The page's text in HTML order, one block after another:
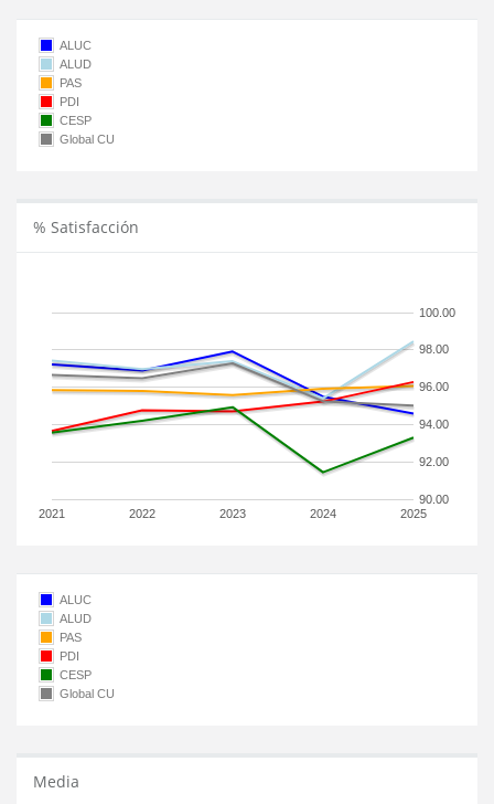
ALUC
ALUD
PAS
PDI
CESP
Global CU
% Satisfacción
2021 2022 2023 2024 2025
90.00
92.00
94.00
96.00
98.00
100.00
ALUC
ALUD
PAS
PDI
CESP
Global CU
Media